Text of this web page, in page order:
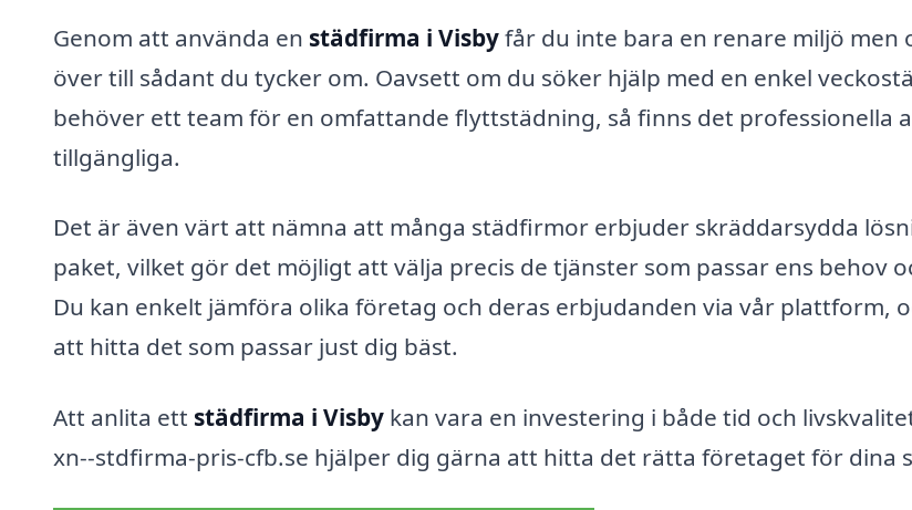
Genom att använda en städfirma i Visbyfår du inte bara en renare miljö men
över till sådant du tycker om. Oavsett om du söker hjälp med en enkel
behöver ett team för en omfattande flyttstädning, så finns det professionella
tillgängliga.
Det är även värt att nämna att många städfirmor erbjuder skräddarsydda
paket, vilket gör det möjligt att välja precis de tjänster som passar ens behov
Du kan enkelt jämföra olika företag och deras erbjudanden via vår plattform,
att hitta det som passar just dig bäst.
Att anlita ett städfirma i Visby kan vara en investering i både tid och
xn--stdfirma-pris-cfb.se hjälper dig gärna att hitta det rätta företaget för dina